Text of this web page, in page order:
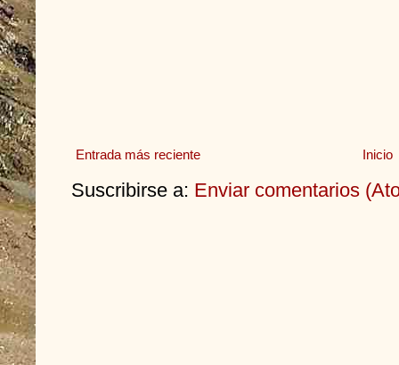
Entrada más reciente Inicio
Suscribirse a: Enviar comentarios